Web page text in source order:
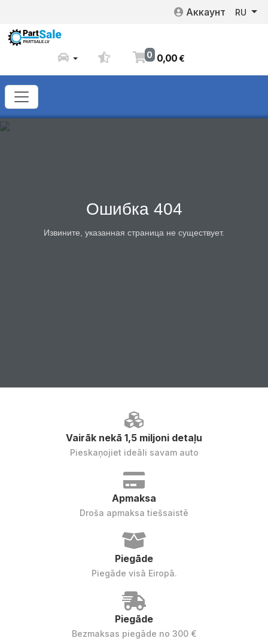
Аккаунт RU
0 0,00€
Ошибка 404
Извините, указанная страница не существует.
Vairāk nekā 1,5 miljoni detaļu
Pieskaņojiet ideāli savam auto
Apmaksa
Droša apmaksa tiešsaistē
Piegāde
Piegāde visā Eiropā.
Piegāde
Bezmaksas piegāde no 300 €